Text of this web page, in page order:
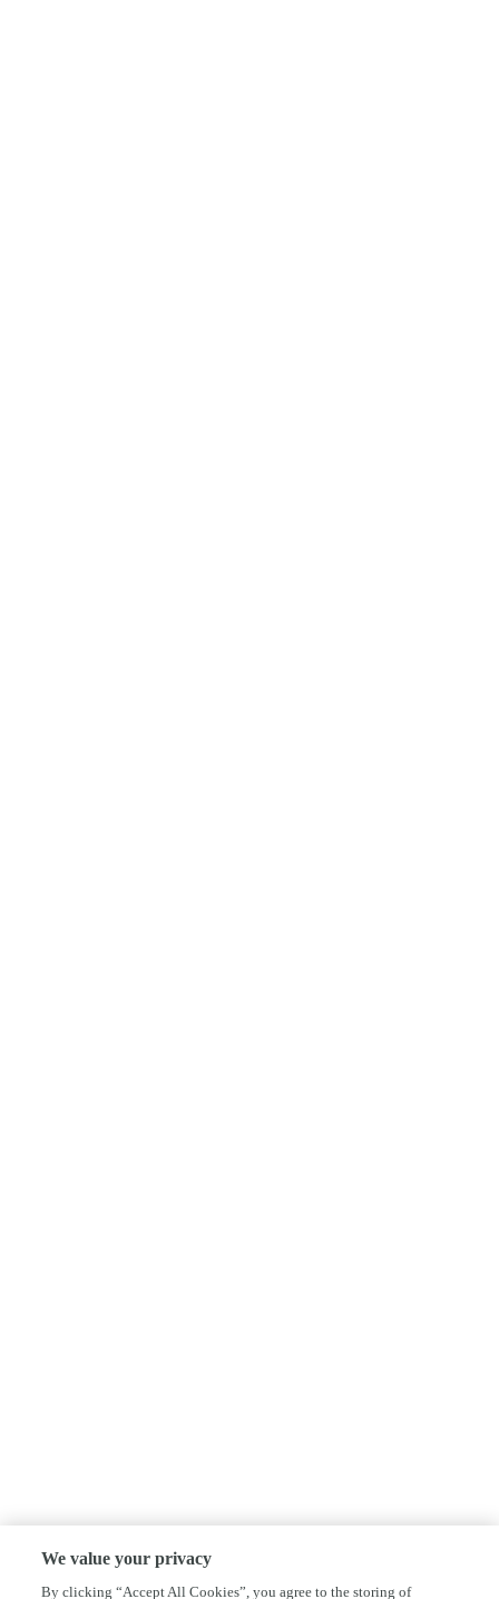
We value your privacy
By clicking “Accept All Cookies”, you agree to the storing of